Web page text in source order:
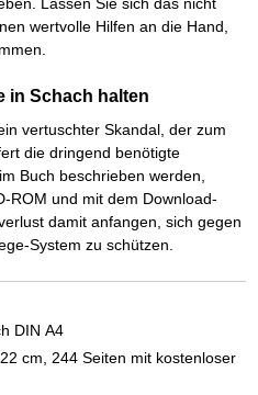
wertvolle Hilfen an die Hand,
in Schach halten
vertuschter Skandal, der zum
die dringend benötigte
Buch beschrieben werden,
ROM und mit dem Download-
damit anfangen, sich gegen
System zu schützen.
DIN A4
cm, 244 Seiten mit kostenloser